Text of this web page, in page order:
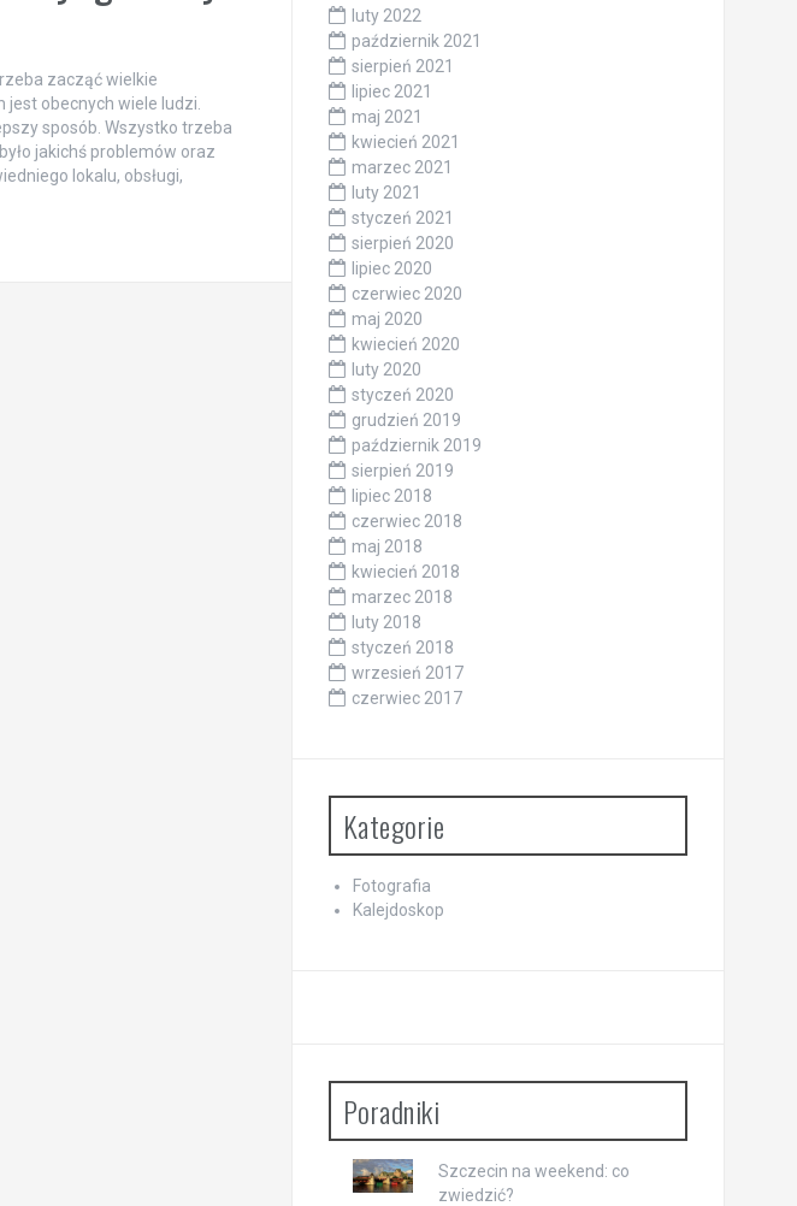
zacząć wielkie
obecnych wiele ludzi.
sposób. Wszystko trzeba
jakichś problemów oraz
lokalu, obsługi,
luty 2022
październik 2021
sierpień 2021
lipiec 2021
maj 2021
kwiecień 2021
marzec 2021
luty 2021
styczeń 2021
sierpień 2020
lipiec 2020
czerwiec 2020
maj 2020
kwiecień 2020
luty 2020
styczeń 2020
grudzień 2019
październik 2019
sierpień 2019
lipiec 2018
czerwiec 2018
maj 2018
kwiecień 2018
marzec 2018
luty 2018
styczeń 2018
wrzesień 2017
czerwiec 2017
Kategorie
Fotografia
Kalejdoskop
Poradniki
Szczecin na weekend: co
zwiedzić?